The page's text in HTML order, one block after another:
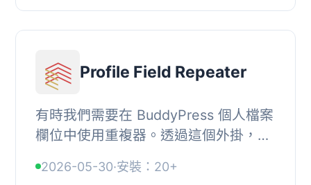
窗口呈現，無...
Profile Field Repeater
有時我們需要在 BuddyPress 個人檔案
欄位中使用重複器。透過這個外掛，您
重複器。, 這個外掛將滿足添加重複器
2026-05-30·安裝：20+